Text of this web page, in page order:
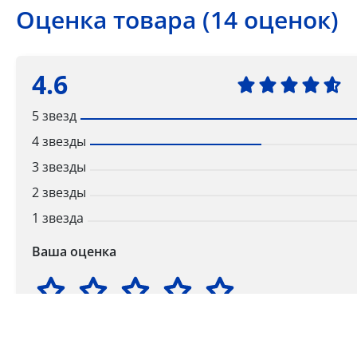
Оценка товара (14 оценок)
4.6
5 звезд
4 звезды
3 звезды
2 звезды
1 звезда
Ваша оценка